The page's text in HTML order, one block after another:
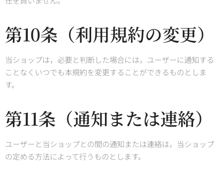
第10条（利用規約の変更）
当ショップは，必要と判断した場合には，ユーザーに通知する
ことなくいつでも本規約を変更することができるものとしま
す。
第11条（通知または連絡）
ユーザーと当ショップとの間の通知または連絡は，当ショップ
の定める方法によって行うものとします。